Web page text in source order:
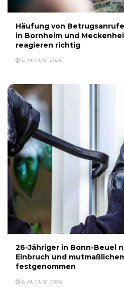
Häufung von
in Bornheim und
reagieren richtig
6. AUGUST 2026
26-Jähriger in Bonn-Beuel
Einbruch und
festgenommen
6. AUGUST 2026